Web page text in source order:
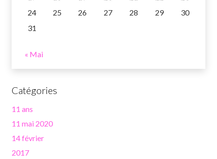
24
25 26 27 28 29
30
31
« Mai
Catégories
11 ans
11 mai 2020
14 février
2017